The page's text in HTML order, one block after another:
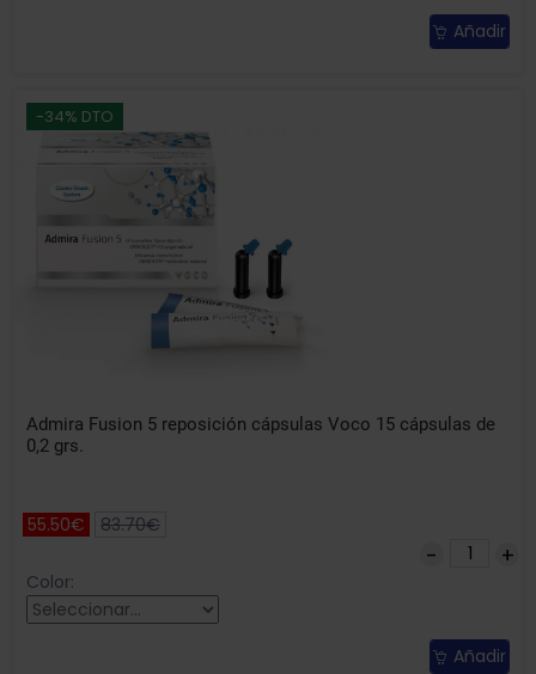
Añadir
-34% DTO
Admira Fusion 5 reposición cápsulas Voco 15 cápsulas de
0,2 grs.
55.50€ 83.70€
Color:
Añadir